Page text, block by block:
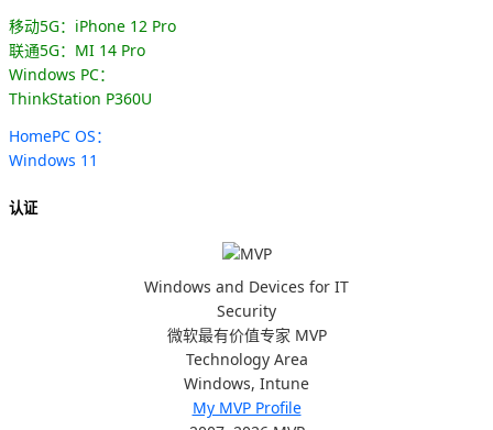
移动5G：iPhone 12 Pro
联通5G：MI 14 Pro
Windows PC：
ThinkStation P360U
HomePC OS：
Windows 11
认证
Windows and Devices for IT
Security
微软最有价值专家 MVP
Technology Area
Windows, Intune
My MVP Profile